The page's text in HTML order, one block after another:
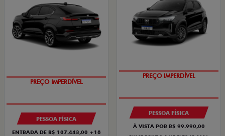
PREÇO IMPERDÍVEL
PESSOA FÍSICA
ENTRADA DE R$ 107.443,00 +18
PREÇO IMPERDÍVEL
PESSOA FÍSICA
À VISTA POR R$ 99.990,00